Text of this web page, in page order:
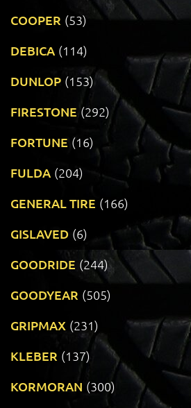
COOPER (53)
DEBICA (114)
DUNLOP (153)
FIRESTONE (292)
FORTUNE (16)
FULDA (204)
GENERAL TIRE (166)
GISLAVED (6)
GOODRIDE (244)
GOODYEAR (505)
GRIPMAX (231)
KLEBER (137)
KORMORAN (300)